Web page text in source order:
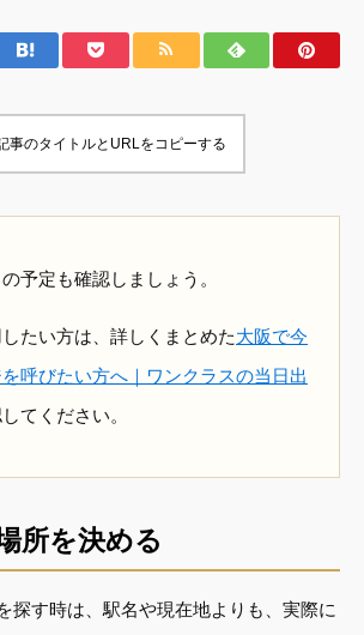
事のタイトルとURLをコピーする
予定も確認しましょう。
たい方は、詳しくまとめた大阪で今
呼びたい方へ｜ワンクラスの当日出
てください。
所を決める
探す時は、駅名や現在地よりも、実際に